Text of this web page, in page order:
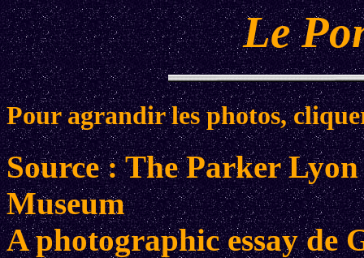
Le
Pour agrandir les photos,
Source : The Parker
Museum
A photographic essay de